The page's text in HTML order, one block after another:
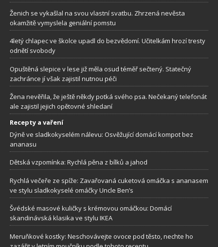
Ženich se vykašlal na svou vlastní svatbu. Zhrzená nevěsta
okamžitě vymyslela geniální pomstu
4letý chlapec ve školce upadl do bezvědomí. Učitelkám hrozí tresty
odnětí svobody
Opuštěná slepice v lese již měla osud téměř sečtený. Statečný
zachránce jí však zajistil nutnou péči
Žena nevěřila, že ještě někdy potká svého psa. Nečekaný telefonát
ale zajistil jejich opětovné shledaní
Recepty a vaření
Dýně ve sladkokyselém nálevu: Osvěžující domácí kompot bez
ananasu
Dětská vzpomínka: Rychlá pěna z bílků a jahod
Rychlá večeře ze spíže: Zavařovaná cuketová omáčka s ananasem
ve stylu sladkokyselé omáčky Uncle Ben’s
Švédské masové kuličky s krémovou omáčkou: Domácí
skandinávská klasika ve stylu IKEA
Meruňkové kostky: Neschovávejte ovoce pod těsto, nechte ho